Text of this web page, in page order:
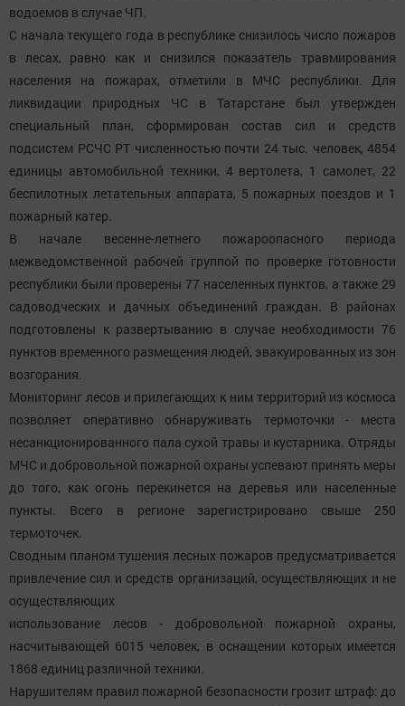
водоемов в случае ЧП.
С начала текущего года в республике снизилось число пожаров
в лесах, равно как и снизился показатель травмирования
населения на пожарах, отметили в МЧС республики. Для
ликвидации природных ЧС в Татарстане был утвержден
специальный план, сформирован состав сил и средств
подсистем РСЧС РТ численностью почти 24 тыс. человек, 4854
единицы автомобильной техники, 4 вертолета, 1 самолет, 22
беспилотных летательных аппарата, 5 пожарных поездов и 1
пожарный катер.
В начале весенне-летнего пожароопасного периода
межведомственной рабочей группой по проверке готовности
республики были проверены 77 населенных пунктов, а также 29
садоводческих и дачных объединений граждан. В районах
подготовлены к развертыванию в случае необходимости 76
пунктов временного размещения людей, эвакуированных из зон
возгорания.
Мониторинг лесов и прилегающих к ним территорий из космоса
позволяет оперативно обнаруживать термоточки - места
несанкционированного пала сухой травы и кустарника. Отряды
МЧС и добровольной пожарной охраны успевают принять меры
до того, как огонь перекинется на деревья или населенные
пункты. Всего в регионе зарегистрировано свыше 250
термоточек.
Сводным планом тушения лесных пожаров предусматривается
привлечение сил и средств организаций, осуществляющих и не
осуществляющих
использование лесов - добровольной пожарной охраны,
насчитывающей 6015 человек, в оснащении которых имеется
1868 единиц различной техники.
Нарушителям правил пожарной безопасности грозит штраф: до